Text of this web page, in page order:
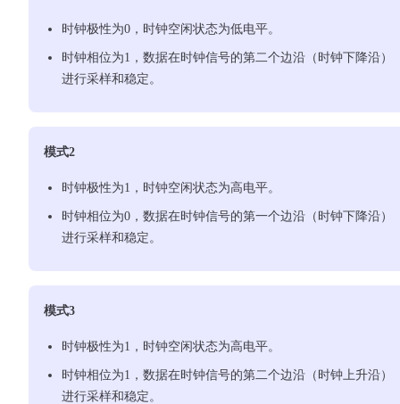
时钟极性为0，时钟空闲状态为低电平。
时钟相位为1，数据在时钟信号的第二个边沿（时钟下降沿）
进行采样和稳定。
模式2
时钟极性为1，时钟空闲状态为高电平。
时钟相位为0，数据在时钟信号的第一个边沿（时钟下降沿）
进行采样和稳定。
模式3
时钟极性为1，时钟空闲状态为高电平。
时钟相位为1，数据在时钟信号的第二个边沿（时钟上升沿）
进行采样和稳定。